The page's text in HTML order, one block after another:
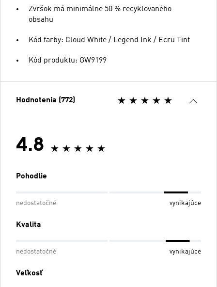
Zvršok má minimálne 50 % recyklovaného
obsahu
Kód farby: Cloud White / Legend Ink / Ecru Tint
Kód produktu: GW9199
Hodnotenia (772)
4.8
Pohodlie
nedostatočné vynikajúce
Kvalita
nedostatočné vynikajúce
Veľkosť